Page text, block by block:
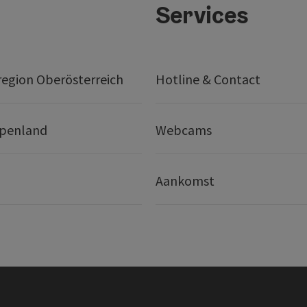
Oberösterreich
Services
Hotline & Contact
Webcams
Aankomst